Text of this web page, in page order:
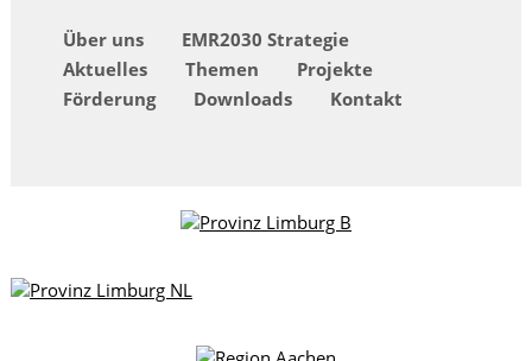
Über uns
EMR2030 Strategie
Aktuelles
Themen
Projekte
Förderung
Downloads Kontakt